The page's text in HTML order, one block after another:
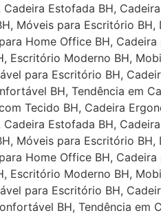
Estofada BH,
Móveis para Escritório
Home Office BH,
Escritório Moderno BH,
para Escritório BH,
BH, Tendência em